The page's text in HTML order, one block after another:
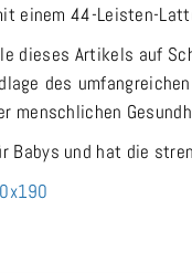
einem 44-Leisten-
dieses Artikels auf
des umfangreichen
menschlichen
und hat die